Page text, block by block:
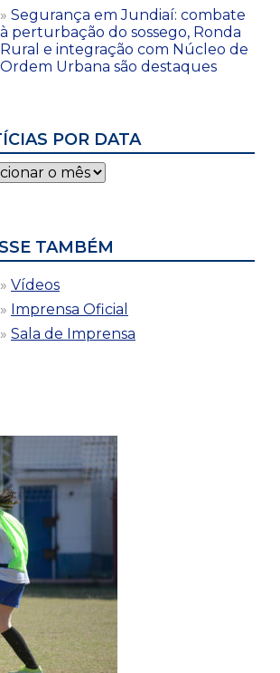
Segurança em Jundiaí: combate
à perturbação do sossego, Ronda
Rural e integração com Núcleo de
Ordem Urbana são destaques
POR DATA
TAMBÉM
Vídeos
Imprensa Oficial
Sala de Imprensa